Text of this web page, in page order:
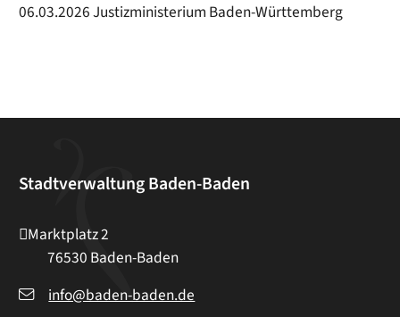
06.03.2026 Justizministerium Baden-Württemberg
Stadtverwaltung Baden-Baden
Marktplatz 2
76530 Baden-Baden
info@baden-baden.de